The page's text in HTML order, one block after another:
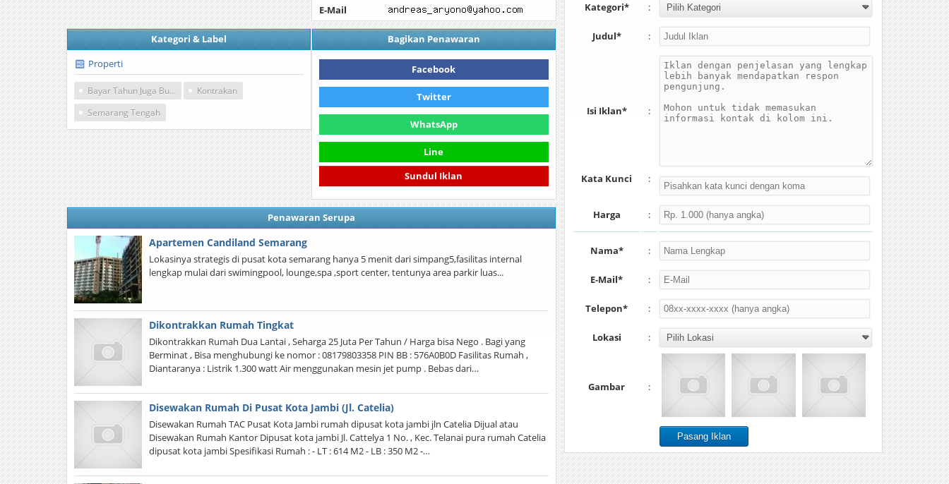
E-Mail
Kategori & Label
Properti
Bayar Tahun Juga Bulanan
Kontrakan
Semarang Tengah
Bagikan Penawaran
Facebook
Twitter
WhatsApp
Line
Sundul Iklan
Penawaran Serupa
Apartemen Candiland Semarang
Lokasinya strategis di pusat kota semarang hanya 5 menit dari simpang5,fasilitas internal
lengkap mulai dari swimingpool, lounge,spa ,sport center, tentunya area parkir luas...
Dikontrakkan Rumah Tingkat
Dikontrakkan Rumah Dua Lantai , Seharga 25 Juta Per Tahun / Harga bisa Nego . Bagi yang
Berminat , Bisa menghubungi ke nomor : 08179803358 PIN BB : 576A0B0D Fasilitas Rumah ,
Diantaranya : Listrik 1.300 watt Air menggunakan mesin jet pump . Bebas dari…
Disewakan Rumah Di Pusat Kota Jambi (Jl. Catelia)
Disewakan Rumah TAC Pusat Kota Jambi rumah dipusat kota jambi jln Catelia Dijual atau
Disewakan Rumah Kantor Dipusat kota jambi Jl. Cattelya 1 No. , Kec. Telanai pura rumah Catelia
dipusat kota jambi Spesifikasi Rumah : - LT : 614 M2 - LB : 350 M2 -…
Kategori* :
Judul* :
Isi Iklan* :
Kata Kunci :
Harga :
Nama* :
E-Mail* :
Telepon* :
Lokasi :
Gambar :